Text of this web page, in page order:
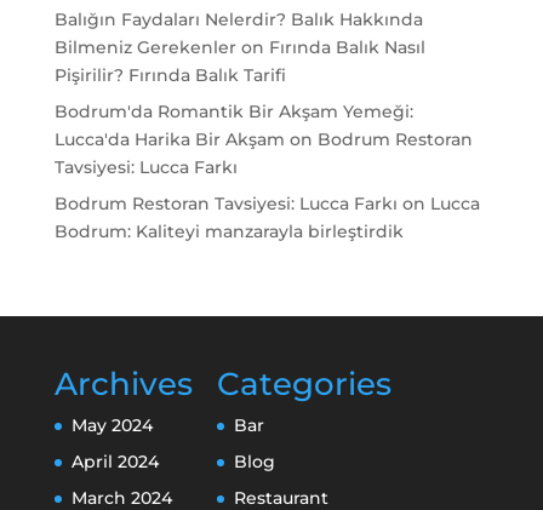
Balığın Faydaları Nelerdir? Balık Hakkında
Bilmeniz Gerekenleron Fırında Balık Nasıl
Pişirilir? Fırında Balık Tarifi
Bodrum'da Romantik Bir Akşam Yemeği:
Lucca'da Harika Bir Akşam on Bodrum Restoran
Tavsiyesi: Lucca Farkı
Bodrum Restoran Tavsiyesi: Lucca Farkı on Lucca
Bodrum: Kaliteyi manzarayla birleştirdik
Archives
May 2024
April 2024
March 2024
Categories
Bar
Blog
Restaurant